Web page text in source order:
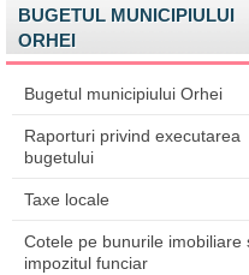
BUGETUL MUNICIPIULUI
ORHEI
Bugetul municipiului Orhei
Raporturi privind executarea
bugetului
Taxe locale
Cotele pe bunurile imobiliare
impozitul funciar